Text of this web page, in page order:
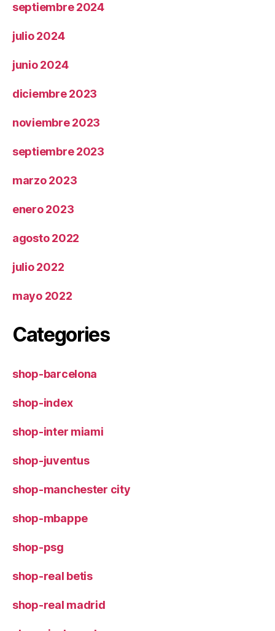
septiembre 2024
julio 2024
junio 2024
diciembre 2023
noviembre 2023
septiembre 2023
marzo 2023
enero 2023
agosto 2022
julio 2022
mayo 2022
Categories
shop-barcelona
shop-index
shop-inter miami
shop-juventus
shop-manchester city
shop-mbappe
shop-psg
shop-real betis
shop-real madrid